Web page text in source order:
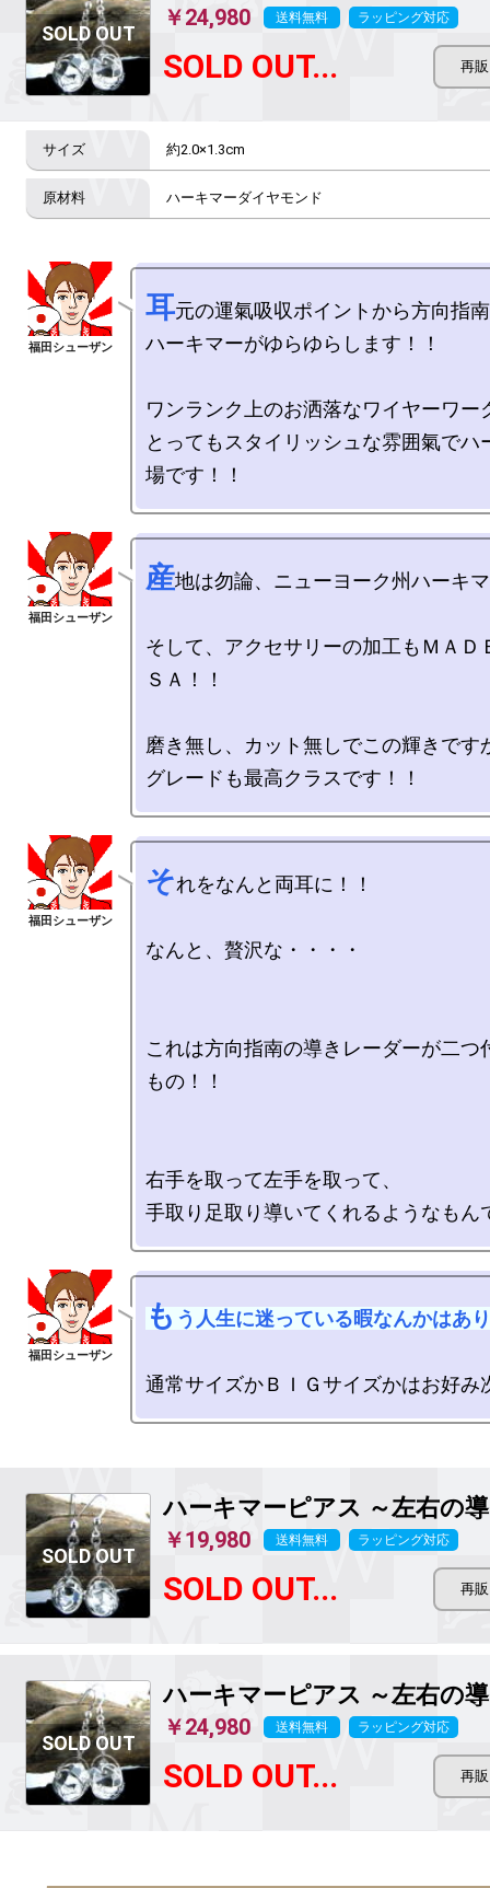
￥24,980 送料無料 ラッピング対応
SOLD OUT...
約2.0×1.3cm
ハーキマーダイヤモンド
耳元の運氣吸収ポイントから方向指
ハーキマーがゆらゆらします！！
ワンランク上のお洒落なワイヤーワー
とってもスタイリッシュな雰囲氣でハ
産地は勿論、ニューヨーク州ハーキ
そして、アクセサリーの加工もＭＡＤ
ＳＡ！！
磨き無し、カット無しでこの輝きです
それをなんと両耳に！！
なんと、贅沢な・・・・
これは方向指南の導きレーダーが二つ
もの！！
右手を取って左手を取って、
もう人生に迷っている暇なんかはあ
ハーキマーピアス ～左右の
￥19,980 送料無料 ラッピング対応
SOLD OUT...
ハーキマーピアス ～左右の
￥24,980 送料無料 ラッピング対応
SOLD OUT...